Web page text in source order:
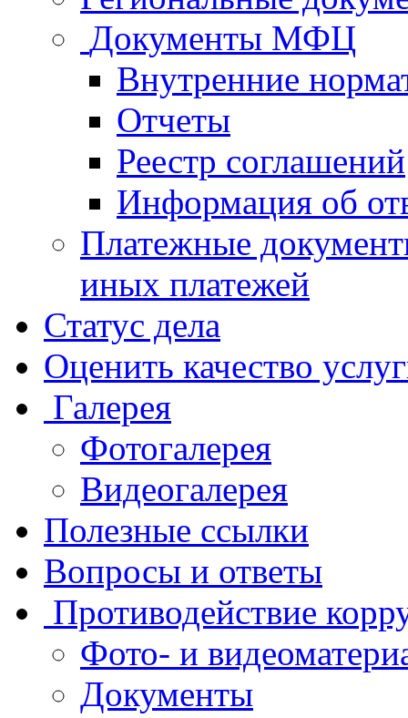
Документы МФЦ
Внутренние
Отчеты
Реестр соглашений
Информация об
Платежные
иных платежей
Статус дела
Оценить качество
Галерея
Фотогалерея
Видеогалерея
Полезные ссылки
Вопросы и ответы
Противодействие
Фото- и
Документы